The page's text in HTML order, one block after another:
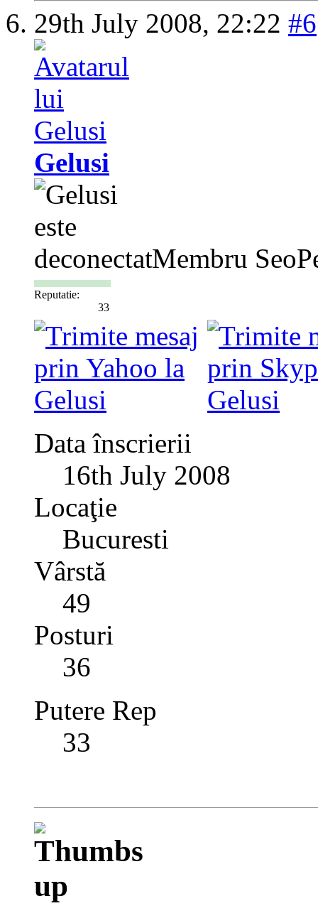
29th July 2008, 22:22 #6
Gelusi
Membru
Reputatie:
33
Data înscrierii
16th July 2008
Locaţie
Bucuresti
Vârstă
49
Posturi
36
Putere Rep
33